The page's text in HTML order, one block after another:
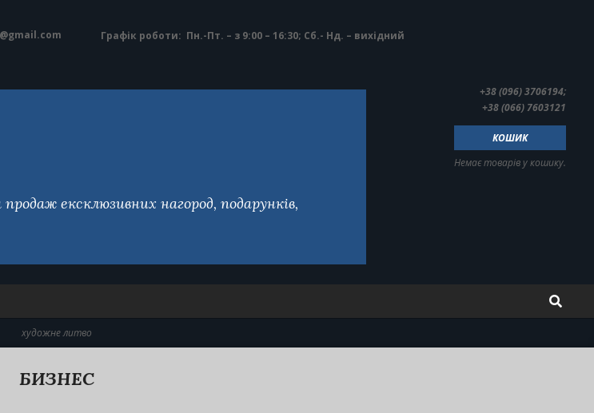
Графік роботи: Пн.-Пт. – з 9:00 – 16:30; Сб.- Нд. – вихідний
ексклюзивних нагород, подарунків,
+38 (096) 3706194;
+38 (066) 7603121
КОШИК
Немає товарів у кошику.
Search
художне литво
БИЗНЕС